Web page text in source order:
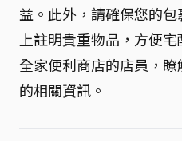
益。此外，請確保您的
上註明貴重物品，方便
全家便利商店的店員，
的相關資訊。